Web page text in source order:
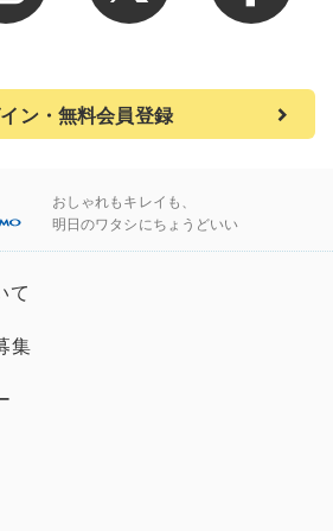
ン・無料会員登録
おしゃれもキレイも、
明日のワタシにちょうどいい
て
集